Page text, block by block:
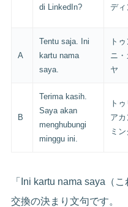
di LinkedIn? ディ
A
Tentu saja. Ini
kartu nama
saya.
ト
ニ
ヤ
B
Terima kasih.
Saya akan
menghubungi
minggu ini.
ト
アカ
ミ
「Ini kartu nama saya（
交換の決まり文句です。